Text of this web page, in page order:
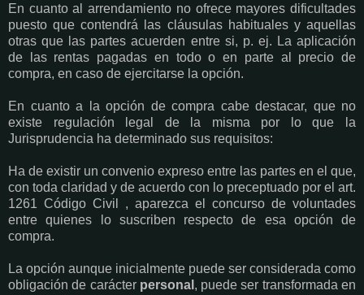
En cuanto al arrendamiento no ofrece mayores dificultades
puesto que contendrá las cláusulas habituales y aquellas
otras que las partes acuerden entre si, p. ej. La aplicación
de las rentas pagadas en todo o en parte al precio de
compra, en caso de ejercitarse la opción.
En cuanto a la opción de compra cabe destacar, que no
existe regulación legal de la misma por lo que la
Jurisprudencia ha determinado sus requisitos:
Ha de existir un convenio expreso entre las partes en el que,
con toda claridad y de acuerdo con lo preceptuado por el art.
1261 Código Civil , aparezca el concurso de voluntades
entre quienes lo suscriben respecto de esa opción de
compra.
La opción aunque inicialmente puede ser considerada como
obligación de carácter personal , puede ser transformada en